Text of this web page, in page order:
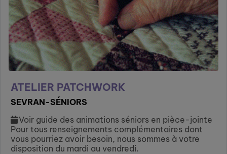
ATELIER PATCHWORK
SEVRAN-SÉNIORS
Voir guide des animations séniors en pièce-jointe
Pour tous renseignements complémentaires dont
vous pourriez avoir besoin, nous sommes à votre
disposition du mardi au vendredi.